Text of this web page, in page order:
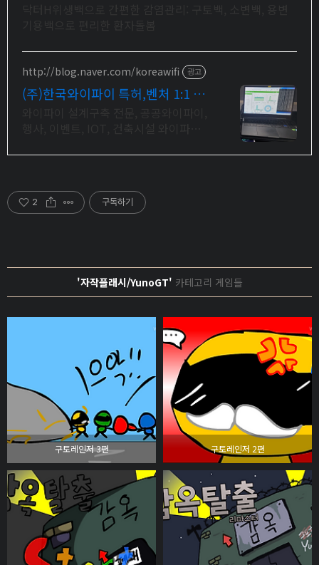
http://blog.naver.com/koreawifi 광고
(주)한국와이파이 특허,벤처 1:1 맞
어 등 다수 레퍼런스 보유
2 구독하기
'자작플래시/YunoGT' 카테고리 게임들
구토레인저 3편 구토레인저 2편